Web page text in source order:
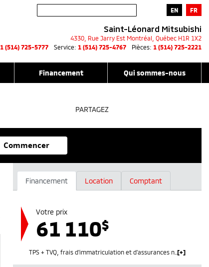
EN FR
Saint-Léonard Mitsubishi
4330, Rue Jarry Est Montréal Québec H1R 1X2
1 (514) 725-5777 Service: 1 (514) 725-4767 Pièces: 1 (514) 725-2221
Financement Qui sommes-nous
PARTAGEZ
Commencer
Financement Location Comptant
Votre prix
61 110$
TPS + TVQ, frais d'immatriculation et d'assurances non inclus.